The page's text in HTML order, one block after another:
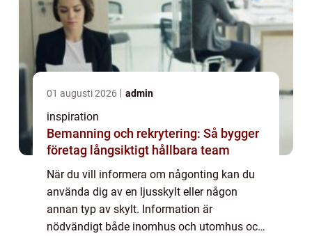
01 augusti 2026 admin
inspiration
Bemanning och rekrytering: Så bygger
företag långsiktigt hållbara team
När du vill informera om någonting kan du
använda dig av en ljusskylt eller någon
annan typ av skylt. Information är
nödvändigt både inomhus och utomhus och